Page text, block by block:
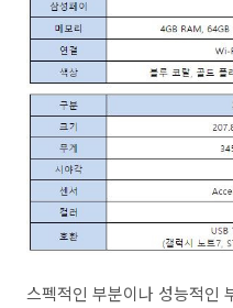
스펙적인 부분이나 성능적인